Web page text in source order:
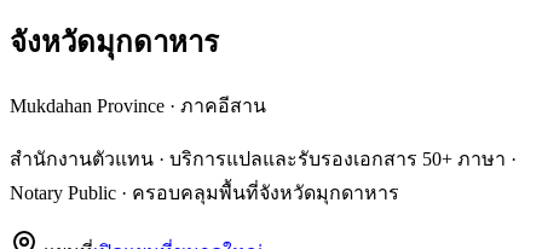
จังหวัดมุกดาหาร
Mukdahan Province · ภาคอีสาน
สำนักงานตัวแทน · บริการแปลและรับรองเอกสาร 50+ ภาษา ·
Notary Public · ครอบคลุมพื้นที่จังหวัดมุกดาหาร